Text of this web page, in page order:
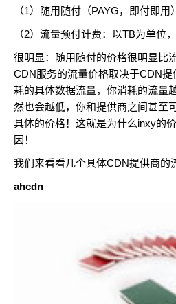
（1）随用随付（PAYG，即付即用
（2）流量预付计费：以TB为单位
很明显：随用随付的价格很明显比
CDN服务的流量价格取决于CDN
耗的具体数据流量，你消耗的流量
然也会越低，你和提供商之间甚至
具体的价格！这就是为什么inxy的
因！
我们来看看几个具体CDN提供商的
ahcdn